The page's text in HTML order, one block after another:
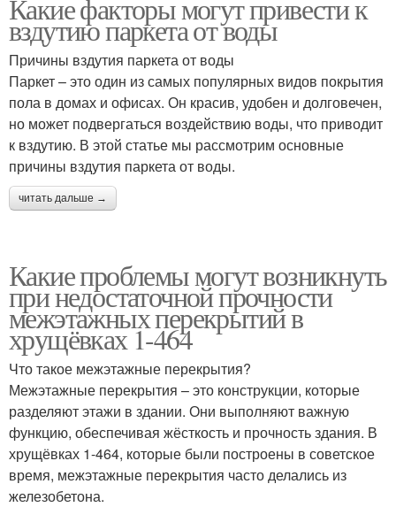
Какие факторы могут привести к
вздутию паркета от воды
Причины вздутия паркета от воды
Паркет – это один из самых популярных видов покрытия
пола в домах и офисах. Он красив, удобен и долговечен,
но может подвергаться воздействию воды, что приводит
к вздутию. В этой статье мы рассмотрим основные
причины вздутия паркета от воды.
читать дальше →
Какие проблемы могут возникнуть
при недостаточной прочности
межэтажных перекрытий в
хрущёвках 1-464
Что такое межэтажные перекрытия?
Межэтажные перекрытия – это конструкции, которые
разделяют этажи в здании. Они выполняют важную
функцию, обеспечивая жёсткость и прочность здания. В
хрущёвках 1-464, которые были построены в советское
время, межэтажные перекрытия часто делались из
железобетона.